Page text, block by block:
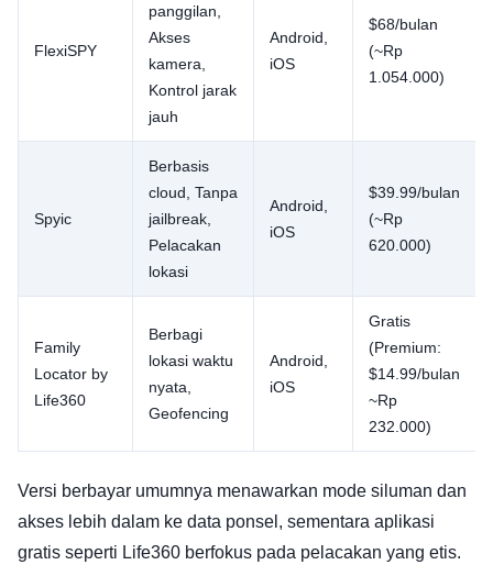
FlexiSPY
panggilan,
Akses
kamera,
Kontrol jarak
jauh
Android,
iOS
$68/bulan
(~Rp
1.054.000)
Spyic
Berbasis
cloud, Tanpa
jailbreak,
Pelacakan
lokasi
Android,
iOS
$39.99/bulan
(~Rp
620.000)
Family
Locator by
Life360
Berbagi
lokasi waktu
nyata,
Geofencing
Android,
iOS
Gratis
(Premium:
$14.99/bulan
~Rp
232.000)
Versi berbayar umumnya menawarkan mode siluman dan
akses lebih dalam ke data ponsel, sementara aplikasi
gratis seperti Life360 berfokus pada pelacakan yang etis.